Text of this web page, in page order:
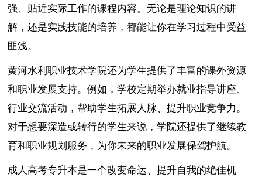
强、贴近实际工作的课程内容。无论是理论知识的讲
解，还是实践技能的培养，都能让你在学习过程中受益
匪浅。
黄河水利职业技术学院还为学生提供了丰富的课外资源
和职业发展支持。例如，学校定期举办就业指导讲座、
行业交流活动，帮助学生拓展人脉、提升职业竞争力。
对于想要深造或转行的学生来说，学院还提供了继续教
育和职业规划服务，为你未来的职业发展保驾护航。
成人高考专升本是一个改变命运、提升自我的绝佳机